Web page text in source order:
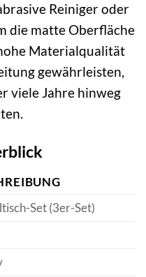
Reiniger oder
die matte Oberfläche
Materialqualität
gewährleisten,
viele Jahre hinweg
Set (3er-Set)